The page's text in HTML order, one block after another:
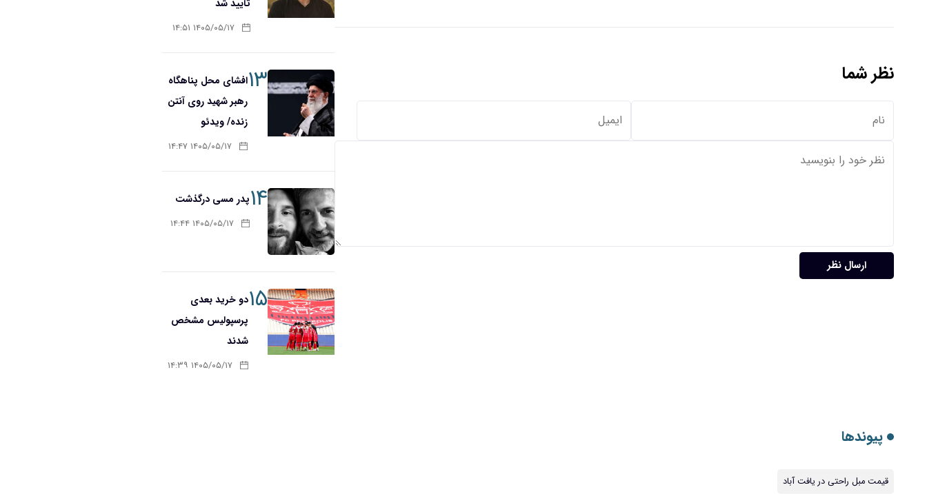
نظر شما
ارسال نظر
تأیید شد
۱۴۰۵/۰۵/۱۷ ۱۴:۵۱
۱۳افشای محل پناهگاه‌
رهبر شهید روی آنتن
زنده/ ویدئو
۱۴۰۵/۰۵/۱۷ ۱۴:۴۷
۱۴پدر مسی درگذشت
۱۴۰۵/۰۵/۱۷ ۱۴:۴۴
۱۵دو خرید بعدی
پرسپولیس مشخص
شدند
۱۴۰۵/۰۵/۱۷ ۱۴:۳۹
پیوندها
قیمت مبل راحتی در یافت آباد